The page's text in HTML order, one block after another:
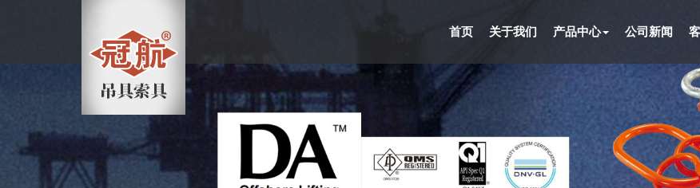
首页 关于我们 产品中心 公司新闻